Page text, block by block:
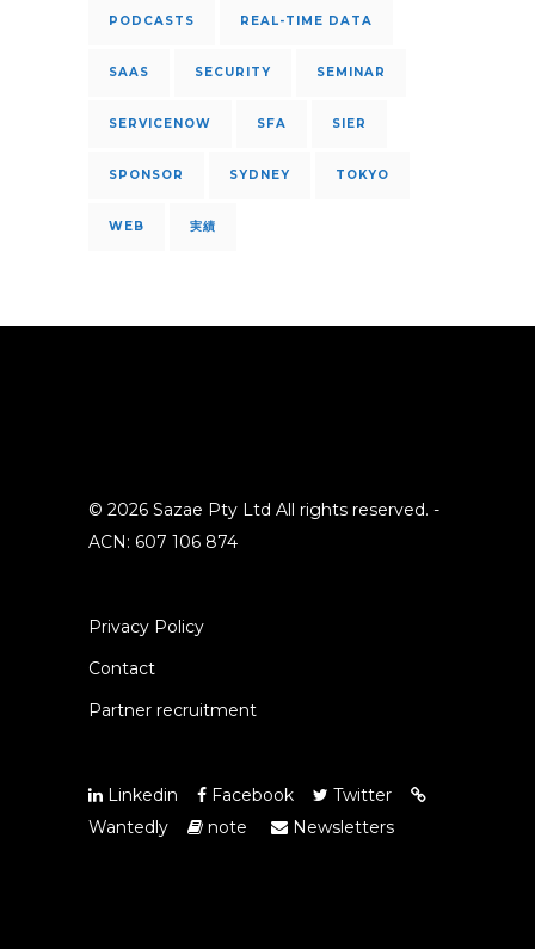
PODCASTS REAL-TIME DATA
SAAS SECURITY SEMINAR
SERVICENOW SFA SIER
SPONSOR SYDNEY TOKYO
WEB 実績
© 2026 Sazae Pty Ltd All rights reserved. -
ACN: 607 106 874
Privacy Policy
Contact
Partner recruitment
Linkedin Facebook
Twitter
Wantedly
note Newsletters